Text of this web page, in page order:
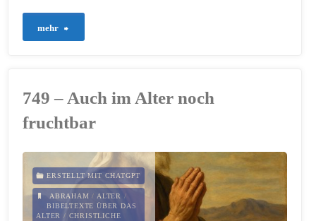
mehr
christliche
Verantwortung"
749 – Auch im Alter noch
fruchtbar
ERSTELLT MIT CHATGPT
ABRAHAM / ALTER /
BIBELTEXTE ÜBER DAS
ALTER / CHRISTLICHE